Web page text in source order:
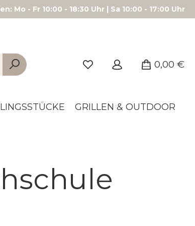
Mo - Fr 10:00 - 18:30 Uhr | Sa 10:00 - 17:00 Uhr
0,00 €
GRILLEN & OUTDOOR